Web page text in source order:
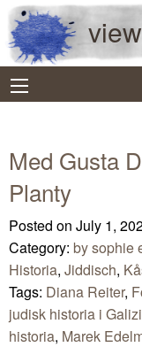
Med Gusta
Planty
Posted on July 1,
Category: by sophie
Historia, Jiddisch,
Tags: Diana Reiter,
judisk historia i
historia, Marek